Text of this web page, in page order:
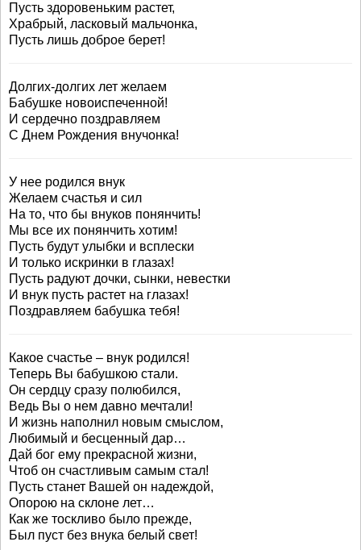
Пусть здоровеньким растет,
Храбрый, ласковый мальчонка,
Пусть лишь доброе берет!
Долгих-долгих лет желаем
Бабушке новоиспеченной!
И сердечно поздравляем
С Днем Рождения внучонка!
У нее родился внук
Желаем счастья и сил
На то, что бы внуков понянчить!
Мы все их понянчить хотим!
Пусть будут улыбки и всплески
И только искринки в глазах!
Пусть радуют дочки, сынки, невестки
И внук пусть растет на глазах!
Поздравляем бабушка тебя!
Какое счастье – внук родился!
Теперь Вы бабушкою стали.
Он сердцу сразу полюбился,
Ведь Вы о нем давно мечтали!
И жизнь наполнил новым смыслом,
Любимый и бесценный дар…
Дай бог ему прекрасной жизни,
Чтоб он счастливым самым стал!
Пусть станет Вашей он надеждой,
Опорою на склоне лет…
Как же тоскливо было прежде,
Был пуст без внука белый свет!